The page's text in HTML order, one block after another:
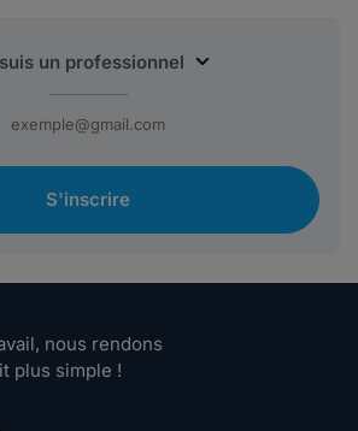
S'inscrire
nous rendons
plus simple !